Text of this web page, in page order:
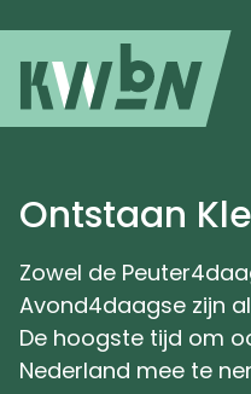
Ontstaan
Zowel de
Avond4daagse zijn
De hoogste tijd om
Nederland mee te